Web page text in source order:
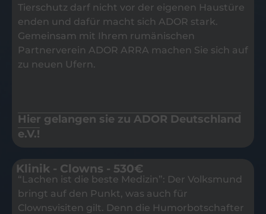
Tierschutz darf nicht vor der eigenen Haustüre
enden und dafür macht sich ADOR stark.
Gemeinsam mit Ihrem rumänischen
Partnerverein ADOR ARRA machen Sie sich auf
zu neuen Ufern.
Hier gelangen sie zu ADOR Deutschland
e.V.!
Klinik - Clowns - 530€
“Lachen ist die beste Medizin”: Der Volksmund
bringt auf den Punkt, was auch für
Clownsvisiten gilt. Denn die Humorbotschafter